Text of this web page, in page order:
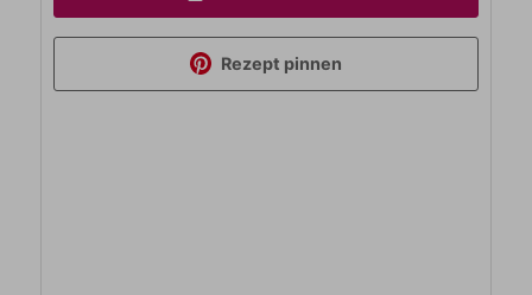
Rezept pinnen